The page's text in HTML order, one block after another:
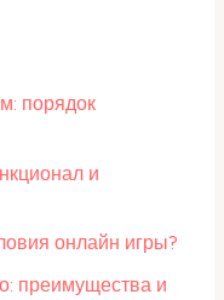
порядок
и
онлайн игры?
преимущества и